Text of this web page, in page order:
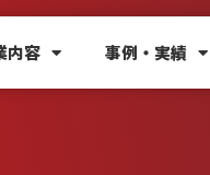
内容 事例・実績